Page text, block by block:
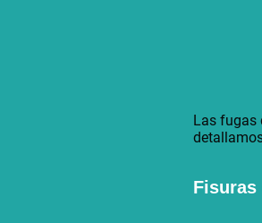
Las fugas